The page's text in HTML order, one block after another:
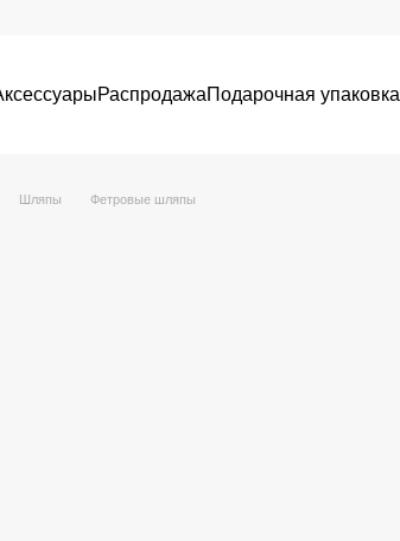
РаспродажаПодарочная упаковка
Шляпы Фетровые шляпы